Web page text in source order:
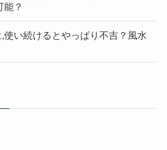
能？
使い続けるとやっぱり不吉？風水